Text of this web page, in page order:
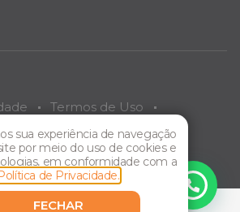
Termos de Uso
de site porEMBRACOM
sua experiência de navegação
por meio do uso de cookies e
em conformidade com a
de Privacidade.
FECHAR